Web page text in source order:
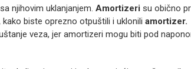
njihovim uklanjanjem. Amortizeri su obično
biste oprezno otpuštili i uklonili amortizer.
veza, jer amortizeri mogu biti pod